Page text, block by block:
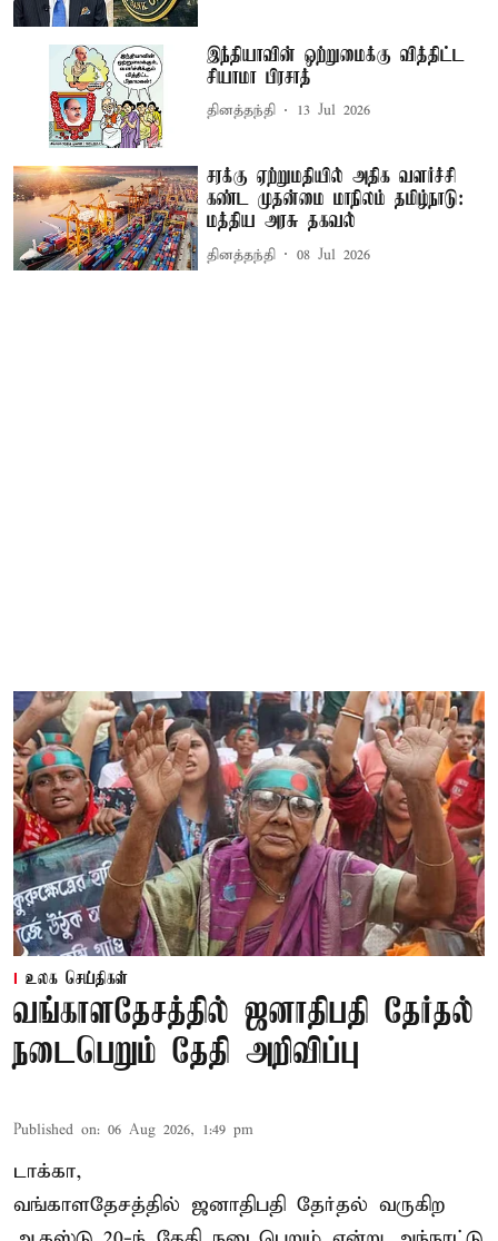
இந்தியாவின் ஒற்றுமைக்கு வித்திட்ட
சியாமா பிரசாத்
தினத்தந்தி 13 Jul 2026
சரக்கு ஏற்றுமதியில் அதிக வளர்ச்சி
கண்ட முதன்மை மாநிலம் தமிழ்நாடு:
மத்திய அரசு தகவல்
தினத்தந்தி 08 Jul 2026
உலக செய்திகள்
வங்காளதேசத்தில் ஜனாதிபதி தேர்தல்
நடைபெறும் தேதி அறிவிப்பு
Published on: 06 Aug 2026, 1:49 pm
டாக்கா,
வங்காளதேசத்தில் ஜனாதிபதி தேர்தல் வருகிற